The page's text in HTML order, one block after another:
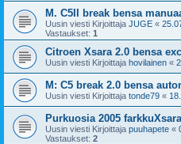
M. C5II break bensa
Uusin viesti Kirjoittaja JUGE «
Vastaukset: 1
Citroen Xsara 2.0 bensa
Uusin viesti Kirjoittaja hovilainen «
M: C5 break 2.0 bensa
Uusin viesti Kirjoittaja tonde79 «
Purkuosia 2005
Uusin viesti Kirjoittaja puuhapete «
Vastaukset: 2